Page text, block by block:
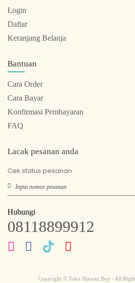
Login
Daftar
Keranjang Belanja
Bantuan
Cara Order
Cara Bayar
Konfirmasi Pembayaran
FAQ
Lacak pesanan anda
Cek status pesanan
Hubungi
08118899912
Copyright © Toko Mainan Boy - All Right